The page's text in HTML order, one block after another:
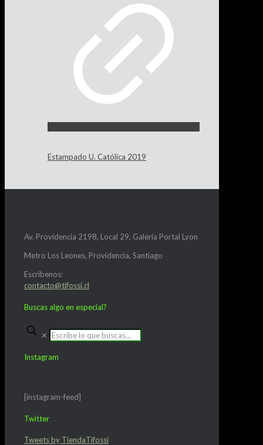
Estampado U. Católica 2019
Av. Providencia 2198, Local 29, Galería Portal Lyon
Metro Los Leones, Providencia, Santiago
Escríbenos:
contacto@tifossi.cl
Buscas algo en especial?
✕
Instagram
[instagram-feed]
Twitter
Tweets by TiendaTifossi